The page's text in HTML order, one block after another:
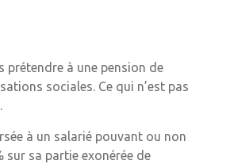
prétendre à une pension de
sociales. Ce qui n’est pas
à un salarié pouvant ou non
sa partie exonérée de